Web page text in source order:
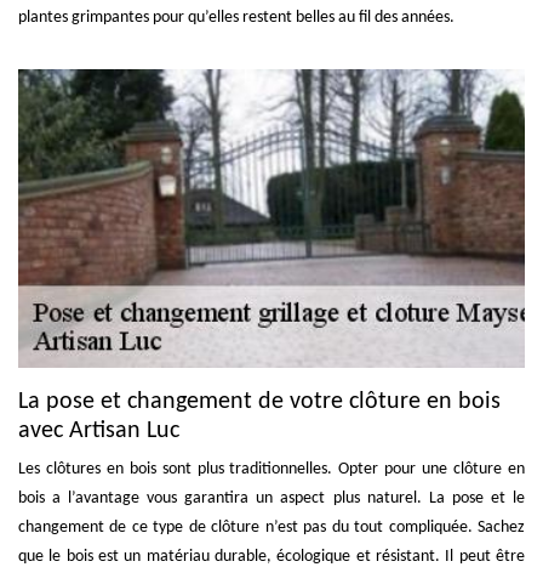
plantes grimpantes pour qu’elles restent belles au fil des années.
La pose et changement de votre clôture en bois
avec Artisan Luc
Les clôtures en bois sont plus traditionnelles. Opter pour une clôture en
bois a l’avantage vous garantira un aspect plus naturel. La pose et le
changement de ce type de clôture n’est pas du tout compliquée. Sachez
que le bois est un matériau durable, écologique et résistant. Il peut être